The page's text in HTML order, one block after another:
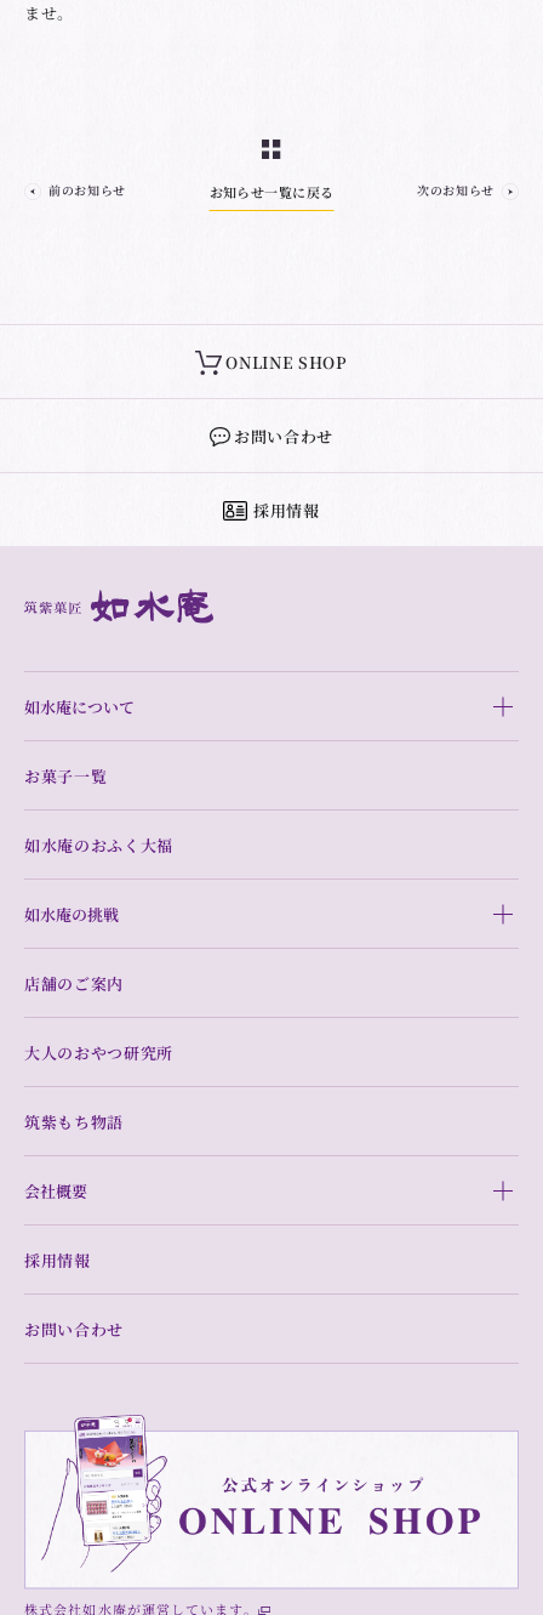
ませ。
前のお知らせ お知らせ一覧に戻る 次のお知らせ
ONLINE SHOP
お問い合わせ
採用情報
如水庵について
お菓子一覧
如水庵のおふく大福
如水庵の挑戦
店舗のご案内
大人のおやつ研究所
筑紫もち物語
会社概要
採用情報
お問い合わせ
株式会社如水庵が運営しています。